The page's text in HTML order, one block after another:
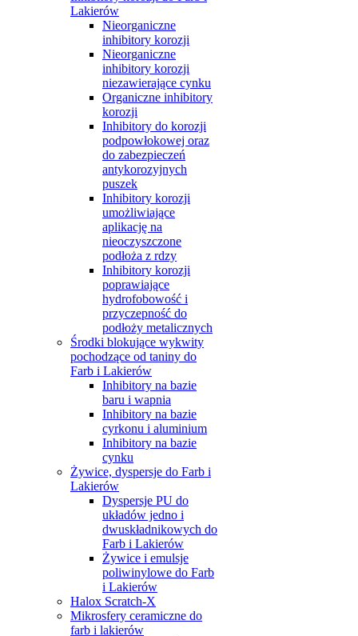
Lakierów
Nieorganiczne
inhibitory korozji
Nieorganiczne
inhibitory korozji
niezawierające cynku
Organiczne inhibitory
korozji
Inhibitory do korozji
podpowłokowej oraz
do zabezpieczeń
antykorozyjnych
puszek
Inhibitory korozji
umożliwiające
aplikację na
nieoczyszczone
podłoża z rdzy
Inhibitory korozji
poprawiające
hydrofobowość i
przyczepność do
podłoży metalicznych
Środki blokujące wykwity
pochodzące od taniny do
Farb i Lakierów
Inhibitory na bazie
baru i wapnia
Inhibitory na bazie
cyrkonu i aluminium
Inhibitory na bazie
cynku
Żywice, dyspersje do Farb i
Lakierów
Dyspersje PU do
układów jedno i
dwuskładnikowych do
Farb i Lakierów
Żywice i emulsje
poliwinylowe do Farb
i Lakierów
Halox Scratch-X
Mikrosfery ceramiczne do
farb i lakierów